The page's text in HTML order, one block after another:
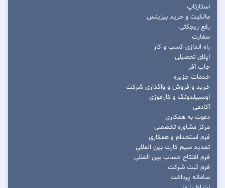
استارتاپ
مالکیت و خرید بیزینس
رفع ریجکتی
سفارت
راه اندازی کسب و کار
اپلای تحصیلی
جاب آفر
خدمات جزیره
خرید و فروش و واگذاری شرکت
اوسبیلدونگ و کاراموزی
آکادمی
دعوت به همکاری
مرکز مشاوره تخصصی
فرم استخدام و همکاری
تمدید سیم کارت بین المللی
فرم افتتاح حساب بین المللی
فرم ثبت شرکت
سامانه پرداخت